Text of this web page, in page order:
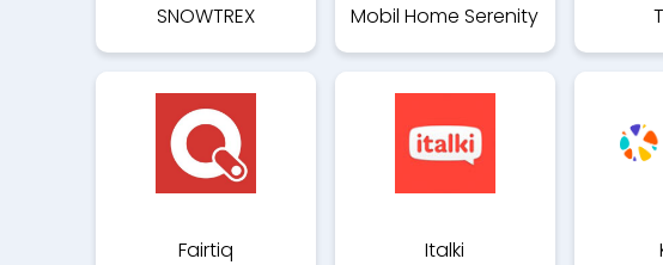
SNOWTREX Mobil Home Serenity
Fairtiq Italki